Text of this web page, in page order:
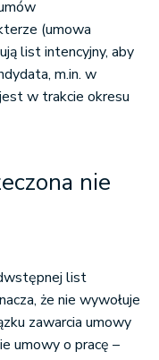
(umowa
list intencyjny, aby
m.in. w
w trakcie okresu
nie
list
że nie wywołuje
zawarcia umowy
umowy o pracę –